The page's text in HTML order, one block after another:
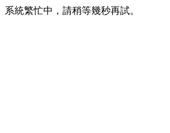
系統繁忙中，請稍等幾秒再試。